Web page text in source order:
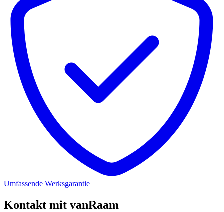
Umfassende Werksgarantie
Kontakt mit vanRaam